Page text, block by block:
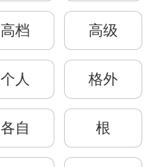
高档 高级
个人 格外
各自 根